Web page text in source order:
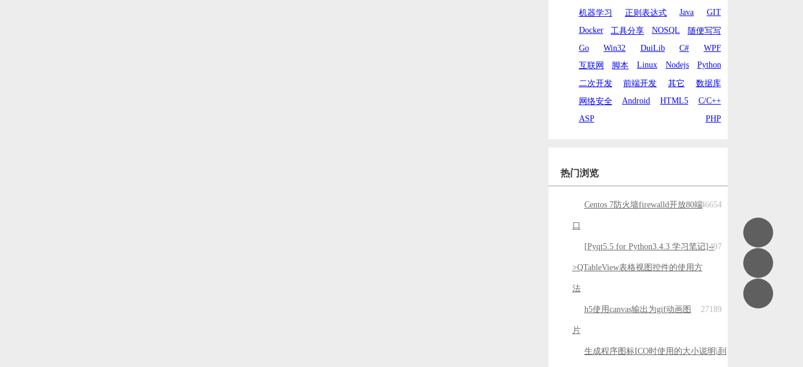
机器学习
正则表达式 Java
GIT
Docker
工具分享 NOSQL
随便写写
Go
Win32 DuiLib C#
WPF
互联网
脚本 Linux Nodejs Python
二次开发 前端开发 其它
数据库
网络安全
Android HTML5
C/C++
ASP
PHP
热门浏览
Centos 7防火墙firewalld开放80端
口
46654
[Pyqt5.5 for Python3.4.3 学习笔记]--
>QTableView表格视图控件的使用方
法
31497
h5使用canvas输出为gif动画图
片
27189
生成程序图标ICO时使用的大小说明,到
25184